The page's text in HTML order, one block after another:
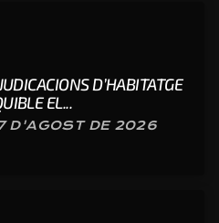
D’HABITATGE
EL...
D'AGOST DE 2026